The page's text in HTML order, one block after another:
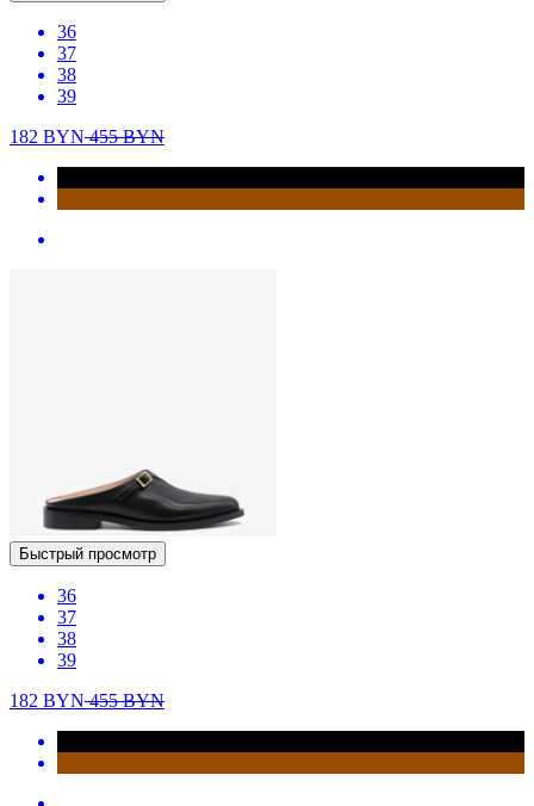
36
37
38
39
182 BYN455BYN
Быстрый просмотр
36
37
38
39
182 BYN455BYN